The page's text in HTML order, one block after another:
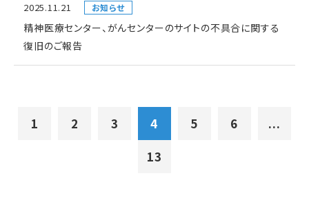
2025.11.21 お知らせ
精神医療センター、がんセンターのサイトの不具合に関する
復旧のご報告
1 2 3 4 5 6
...
13